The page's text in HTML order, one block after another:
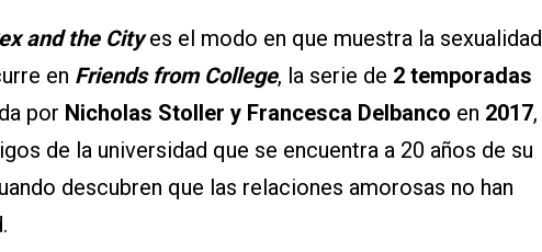
and the Cityes el modo en que muestra la sexualidad
en Friends from College, la serie de 2 temporadas
por Nicholas Stoller y Francesca Delbanco en 2017,
de la universidad que se encuentra a 20 años de su
descubren que las relaciones amorosas no han